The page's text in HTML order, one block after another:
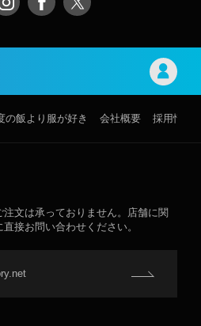
の飯より服が好き 会社概要 採用情報
文は承っておりません。店舗に関
接お問い合わせください。